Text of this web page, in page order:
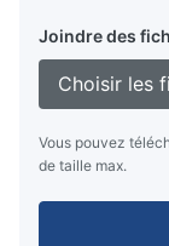
Joindre des
Choisir les
Vous pouvez
de taille max.